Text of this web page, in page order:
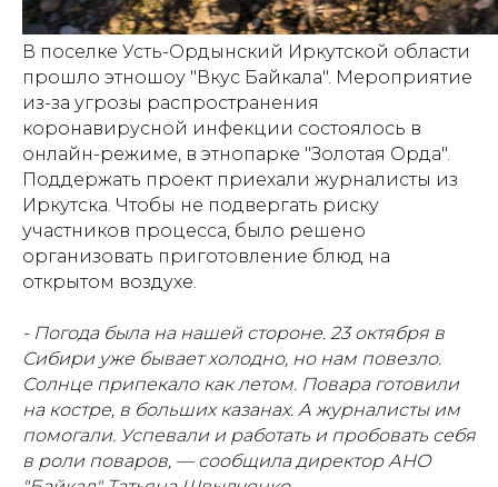
В поселке Усть-Ордынский Иркутской области
прошло этношоу "Вкус Байкала". Мероприятие
из-за угрозы распространения
коронавирусной инфекции состоялось в
онлайн-режиме, в этнопарке "Золотая Орда".
Поддержать проект приехали журналисты из
Иркутска. Чтобы не подвергать риску
участников процесса, было решено
организовать приготовление блюд на
открытом воздухе.
- Погода была на нашей стороне. 23 октября в
Сибири уже бывает холодно, но нам повезло.
Солнце припекало как летом. Повара готовили
на костре, в больших казанах. А журналисты им
помогали. Успевали и работать и пробовать себя
в роли поваров, — сообщила директор АНО